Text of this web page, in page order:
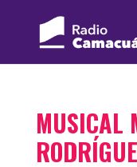
MUSICAL